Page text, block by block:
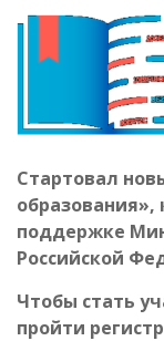
Стартовал
образования»,
поддержке
Российской
Чтобы стать
пройти